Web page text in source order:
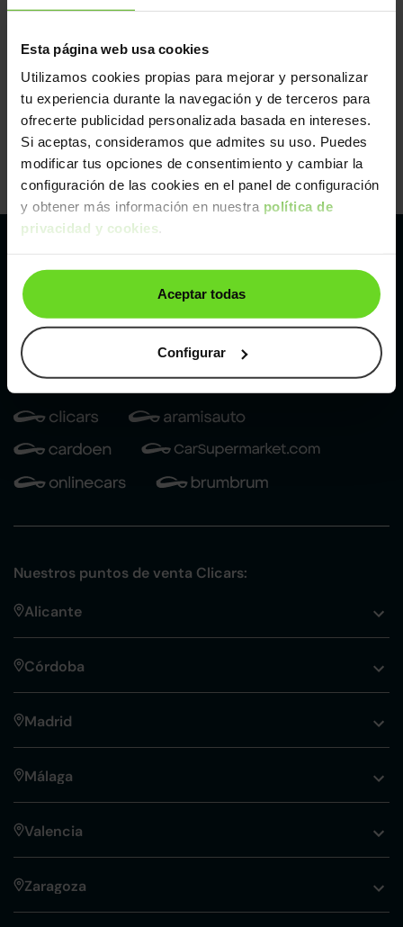
Esta página web usa cookies
Utilizamos cookies propias para mejorar y personalizar
tu experiencia durante la navegación y de terceros para
ofrecerte publicidad personalizada basada en intereses.
Si aceptas, consideramos que admites su uso. Puedes
modificar tus opciones de consentimiento y cambiar la
configuración de las cookies en el panel de configuración
y obtener más información en nuestra política de
privacidad y cookies.
Aceptar todas
Configurar
Pertenecemos al líder europeo de
compraventa de coches online
Con sede en: España, Francia, Bélgica, Reino Unido, Austria
e Italia.
¡Vendemos 1 coche por minuto!
Nuestros puntos de venta Clicars:
Alicante
Córdoba
Madrid
Málaga
Valencia
Zaragoza